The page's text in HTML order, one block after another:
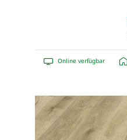
Online verfügbar